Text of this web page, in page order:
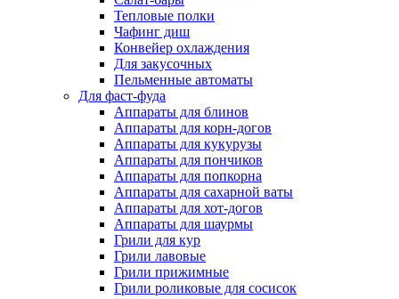
Тепловые полки
Чафинг диш
Конвейер охлаждения
Для закусочных
Пельменные автоматы
Для фаст-фуда
Аппараты для блинов
Аппараты для корн-догов
Аппараты для кукурузы
Аппараты для пончиков
Аппараты для попкорна
Аппараты для сахарной ваты
Аппараты для хот-догов
Аппараты для шаурмы
Грили для кур
Грили лавовые
Грили прижимные
Грили роликовые для сосисок